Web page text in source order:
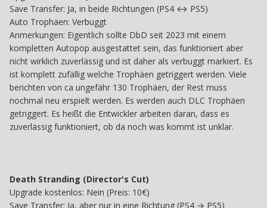
Save Transfer: Ja, in beide Richtungen (PS4 ↔ PS5)
Auto Trophäen: Verbuggt
Anmerkungen: Eigentlich sollte DbD seit 2023 mit einem
kompletten Autopop ausgestattet sein, das funktioniert aber
nicht wirklich zuverlässig und ist daher als verbuggt markiert. Es
ist komplett zufällig welche Trophäen getriggert werden. Viele
berichten von ca ungefähr 130 Trophäen, der Rest muss
nochmal neu erspielt werden. Es werden auch DLC Trophäen
getriggert. Es heißt die Entwickler arbeiten daran, dass es
zuverlässig funktioniert, ob da noch was kommt ist unklar.
Death Stranding (Director's Cut)
Upgrade kostenlos: Nein (Preis: 10€)
Save Transfer: Ja, aber nur in eine Richtung (PS4 → PS5)